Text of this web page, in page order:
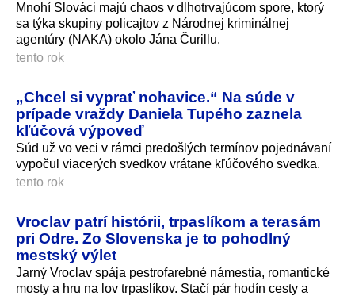
Mnohí Slováci majú chaos v dlhotrvajúcom spore, ktorý
sa týka skupiny policajtov z Národnej kriminálnej
agentúry (NAKA) okolo Jána Čurillu.
tento rok
„Chcel si vyprať nohavice.“ Na súde v
prípade vraždy Daniela Tupého zaznela
kľúčová výpoveď
Súd už vo veci v rámci predošlých termínov pojednávaní
vypočul viacerých svedkov vrátane kľúčového svedka.
tento rok
Vroclav patrí histórii, trpaslíkom a terasám
pri Odre. Zo Slovenska je to pohodlný
mestský výlet
Jarný Vroclav spája pestrofarebné námestia, romantické
mosty a hru na lov trpaslíkov. Stačí pár hodín cesty a